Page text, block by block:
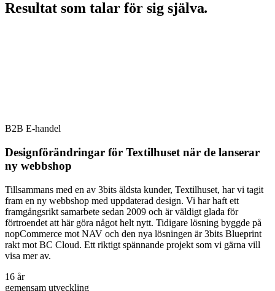
Resultat som talar för sig själva.
B2B E-handel
Designförändringar för Textilhuset när de lanserar
ny webbshop
Tillsammans med en av 3bits äldsta kunder, Textilhuset, har vi tagit
fram en ny webbshop med uppdaterad design. Vi har haft ett
framgångsrikt samarbete sedan 2009 och är väldigt glada för
förtroendet att här göra något helt nytt. Tidigare lösning byggde på
nopCommerce mot NAV och den nya lösningen är 3bits Blueprint
rakt mot BC Cloud. Ett riktigt spännande projekt som vi gärna vill
visa mer av.
16 år
gemensam utveckling